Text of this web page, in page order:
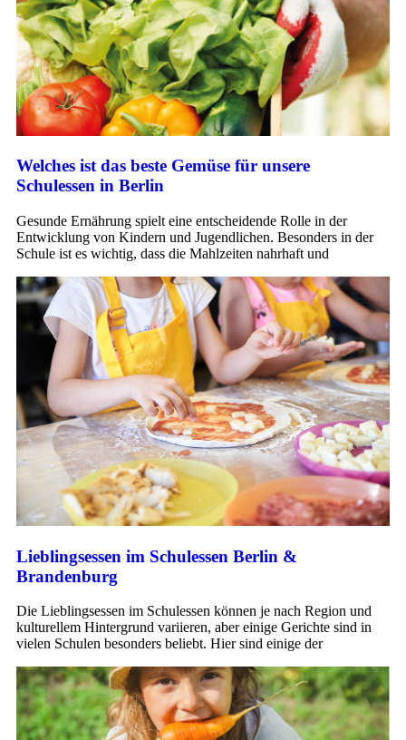
Welches ist das beste Gemüse für unsere
Schulessen in Berlin
Gesunde Ernährung spielt eine entscheidende Rolle in der
Entwicklung von Kindern und Jugendlichen. Besonders in der
Schule ist es wichtig, dass die Mahlzeiten nahrhaft und
Lieblingsessen im Schulessen Berlin &
Brandenburg
Die Lieblingsessen im Schulessen können je nach Region und
kulturellem Hintergrund variieren, aber einige Gerichte sind in
vielen Schulen besonders beliebt. Hier sind einige der